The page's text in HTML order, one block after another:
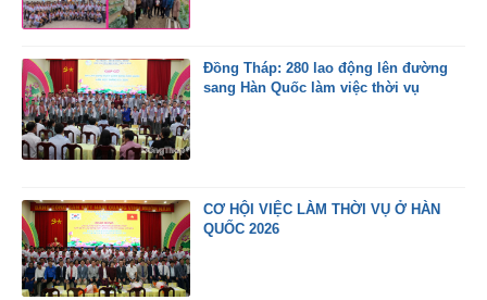
Đồng Tháp: 280 lao động lên đường
sang Hàn Quốc làm việc thời vụ
CƠ HỘI VIỆC LÀM THỜI VỤ Ở HÀN
QUỐC 2026